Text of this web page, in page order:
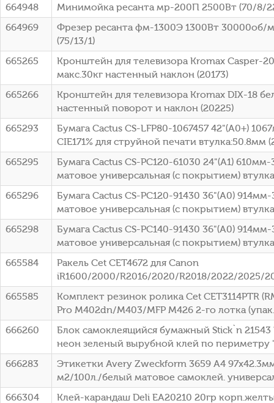
664948
Минимойка ресанта мр-200П 2500Вт (70/8/
664969
Фрезер ресанта фм-1300Э 1300Вт 30000об/
(75/13/1)
665265
Кронштейн для телевизора Kromax Casper-
макс.30кг настенный наклон (20173)
665266
Кронштейн для телевизора Kromax DIX-18
настенный поворот и наклон (20225)
665293
Бумага Cactus CS-LFP80-1067457 42"(A0+)
CIE171% для струйной печати втулка:50.8мм
665295
Бумага Cactus CS-PC120-61030 24"(A1)
матовое универсальная (с покрытием)
665296
Бумага Cactus CS-PC120-91430 36"(A0)
матовое универсальная (с покрытием)
665298
Бумага Cactus CS-PC140-91430 36"(A0)
матовое универсальная (с покрытием)
665584
Ракель Cet CET4672 для Canon
iR1600/2000/R2016/2020/R2018/2022/2025/
665585
Комплект резинок ролика Cet CET3114PTR
Pro M402dn/M403/MFP M426 2-го лотка
666260
Блок самоклеящийся бумажный Stick`n
неон зеленый вырубной клей по периметру
666283
Этикетки Avery Zweckform 3659 A4
м2/100л./белый матовое самоклей.
666304
Клей-карандаш Deli EA20210 20гр